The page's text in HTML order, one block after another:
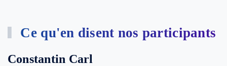
Ce qu'en disent nos participants
Constantin Carl